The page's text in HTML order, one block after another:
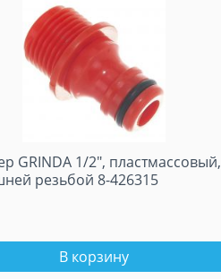
GRINDA 1/2", пластмассовый,
резьбой 8-426315
В корзину